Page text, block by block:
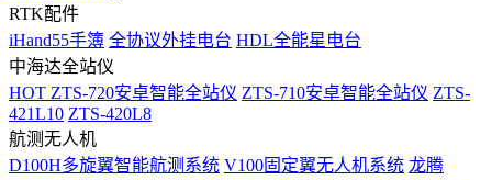
RTK配件
iHand55手簿 全协议外挂电台 HDL全能星电台
中海达全站仪
HOT ZTS-720安卓智能全站仪 ZTS-710安卓智能全站仪 ZTS-
421L10 ZTS-420L8
航测无人机
D100H多旋翼智能航测系统 V100固定翼无人机系统 龙腾